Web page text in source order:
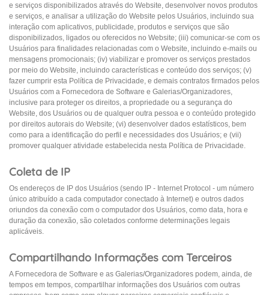
e serviços disponibilizados através do Website, desenvolver novos produtos
e serviços, e analisar a utilização do Website pelos Usuários, incluindo sua
interação com aplicativos, publicidade, produtos e serviços que são
disponibilizados, ligados ou oferecidos no Website; (iii) comunicar-se com os
Usuários para finalidades relacionadas com o Website, incluindo e-mails ou
mensagens promocionais; (iv) viabilizar e promover os serviços prestados
por meio do Website, incluindo características e conteúdo dos serviços; (v)
fazer cumprir esta Política de Privacidade, e demais contratos firmados pelos
Usuários com a Fornecedora de Software e Galerias/Organizadores,
inclusive para proteger os direitos, a propriedade ou a segurança do
Website, dos Usuários ou de qualquer outra pessoa e o conteúdo protegido
por direitos autorais do Website; (vi) desenvolver dados estatísticos, bem
como para a identificação do perfil e necessidades dos Usuários; e (vii)
promover qualquer atividade estabelecida nesta Política de Privacidade.
Coleta de IP
Os endereços de IP dos Usuários (sendo IP - Internet Protocol - um número
único atribuído a cada computador conectado à Internet) e outros dados
oriundos da conexão com o computador dos Usuários, como data, hora e
duração da conexão, são coletados conforme determinações legais
aplicáveis.
Compartilhando Informações com Terceiros
A Fornecedora de Software e as Galerias/Organizadores podem, ainda, de
tempos em tempos, compartilhar informações dos Usuários com outras